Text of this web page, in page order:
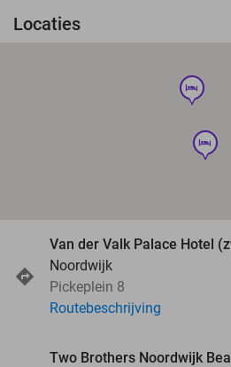
Locaties
hotel
hotel
Van der Valk Palace Hotel
Noordwijk
Pickeplein 8
Routebeschrijving
Two Brothers Noordwijk